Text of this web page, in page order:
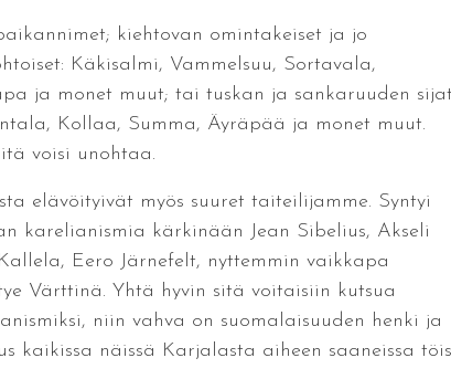
kiehtovan omintakeiset ja jo
Käkisalmi, Vammelsuu, Sortavala,
ja monet muut; tai tuskan ja sankaruuden
Kollaa, Summa, Äyräpää ja monet muut.
voisi unohtaa.
elävöityivät myös suuret taiteilijamme. Syntyi
karelianismia kärkinään Jean Sibelius, Akseli
Eero Järnefelt, nyttemmin vaikkapa
Värttinä. Yhtä hyvin sitä voitaisiin kutsua
niin vahva on suomalaisuuden henki ja
kaikissa näissä Karjalasta aiheen saaneissa